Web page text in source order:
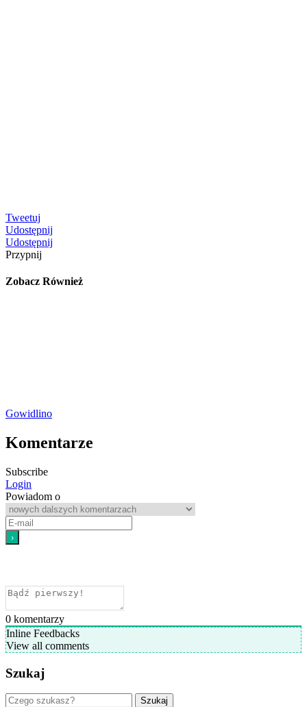
Tweetuj
Udostępnij
Udostępnij
Przypnij
Zobacz Również
Gowidlino
Komentarze
Subscribe
Login
Powiadom o
0 komentarzy
Inline Feedbacks
View all comments
Szukaj
Szukaj